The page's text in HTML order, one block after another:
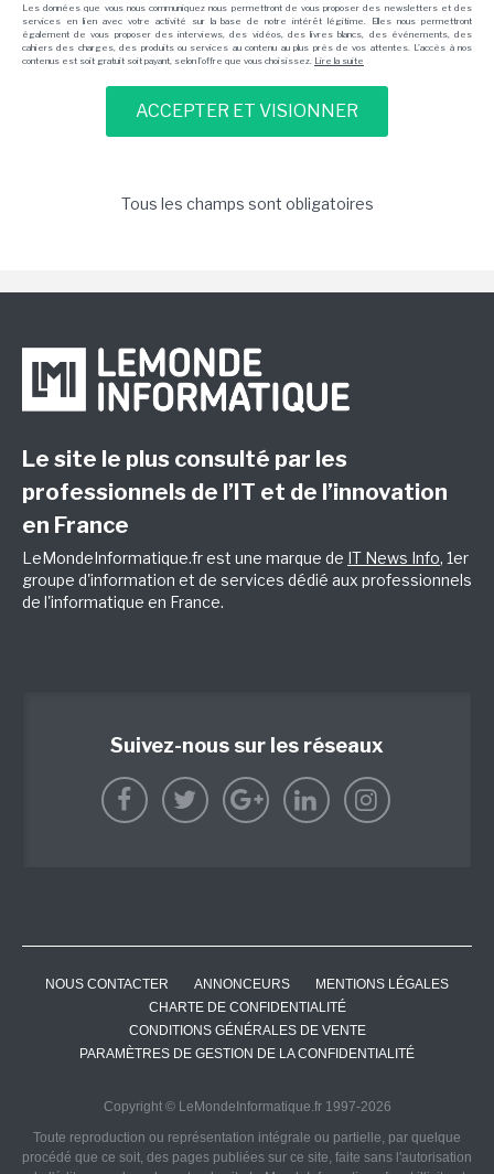
Les données que vous nous communiquez nous permettront de vous proposer des newsletters et des
services en lien avec votre activité sur la base de notre intérêt légitime. Elles nous permettront
également de vous proposer des interviews, des vidéos, des livres blancs, des événements, des
cahiers des charges, des produits ou services au contenu au plus près de vos attentes. L'accès à nos
contenus est soit gratuit soit payant, selon l'offre que vous choisissez. Lire la suite
Tous les champs sont obligatoires
Le site le plus consulté par les
professionnels de l’IT et de l’innovation
en France
LeMondeInformatique.fr est une marque de IT News Info, 1er
groupe d'information et de services dédié aux professionnels
de l'informatique en France.
Suivez-nous sur les réseaux
NOUS CONTACTER ANNONCEURS
MENTIONS LÉGALES
CHARTE DE CONFIDENTIALITÉ
CONDITIONS GÉNÉRALES DE VENTE
PARAMÈTRES DE GESTION DE LA CONFIDENTIALITÉ
Copyright © LeMondeInformatique.fr 1997-2026
Toute reproduction ou représentation intégrale ou partielle, par quelque
procédé que ce soit, des pages publiées sur ce site, faite sans l'autorisation